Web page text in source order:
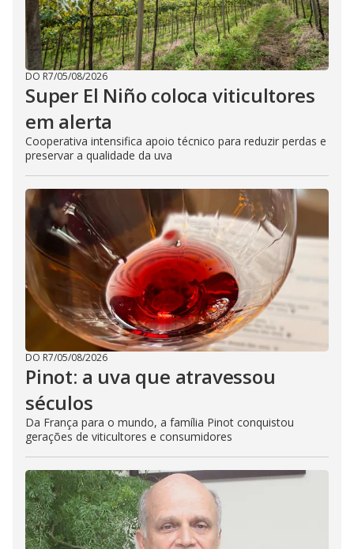
DO R7/05/08/2026
Super El Niño coloca viticultores
em alerta
Cooperativa intensifica apoio técnico para reduzir perdas e
preservar a qualidade da uva
DO R7/05/08/2026
Pinot: a uva que atravessou
séculos
Da França para o mundo, a família Pinot conquistou
gerações de viticultores e consumidores